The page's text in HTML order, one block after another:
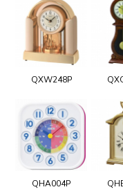
QXW248P
QHA004P